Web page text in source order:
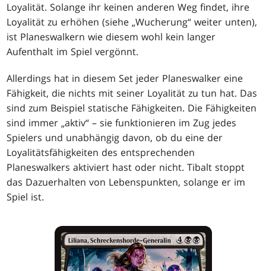
Loyalität. Solange ihr keinen anderen Weg findet, ihre
Loyalität zu erhöhen (siehe „Wucherung“ weiter unten),
ist Planeswalkern wie diesem wohl kein langer
Aufenthalt im Spiel vergönnt.
Allerdings hat in diesem Set jeder Planeswalker eine
Fähigkeit, die nichts mit seiner Loyalität zu tun hat. Das
sind zum Beispiel statische Fähigkeiten. Die Fähigkeiten
sind immer „aktiv“ – sie funktionieren im Zug jedes
Spielers und unabhängig davon, ob du eine der
Loyalitätsfähigkeiten des entsprechenden
Planeswalkers aktiviert hast oder nicht. Tibalt stoppt
das Dazuerhalten von Lebenspunkten, solange er im
Spiel ist.